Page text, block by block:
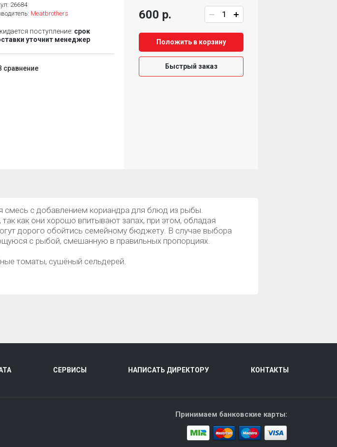
26684
Meatbrothers
поступление: срок
уточнит менеджер
сравнение
600 р.
Положить в корзину
Быстрый заказ
смесь с добавлением кориандра для блюд из рыбы.
как они хорошо впитывают запах, при этом, обладая
дорого обойтись семейному бюджету. В случае выбора
с рыбой, смешанную в правильных пропорциях.
томаты, сушёный сельдерей.
СЕРВИСЫ НАПИСАТЬ ДИРЕКТОРУ КОНТАКТЫ
Принимаем банковские карты: